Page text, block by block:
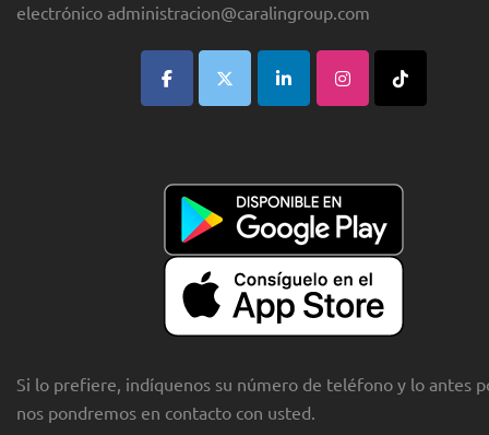
electrónico administracion@caralingroup.com
Si lo prefiere, indíquenos su número de teléfono y lo antes
nos pondremos en contacto con usted.